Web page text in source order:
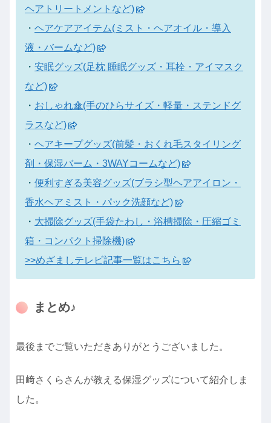
ヘアトリートメントなど)
・ ヘアケアアイテム(ミスト・ヘアオイル・導入
液・バームなど)
・ 安眠グッズ(足枕 睡眠グッズ・耳栓・アイマスク
など)
・ おしゃれ傘(手のひらサイズ・軽量・ステンドグ
ラスなど)
・ ヘアキープグッズ(前髪・おくれ毛スタイリング
剤・保湿バーム・3WAYコームなど)
・ 便利すぎる美容グッズ(ブラシ型ヘアアイロン・
香水ヘアミスト・パック洗顔など)
・ 大掃除グッズ(手袋たわし・浴槽掃除・圧縮ゴミ
箱・コンパクト掃除機)
>>めざましテレビ記事一覧はこちら
まとめ♪
最後までご覧いただきありがとうございました。
田﨑さくらさんが教える保湿グッズについて紹介しま
した。